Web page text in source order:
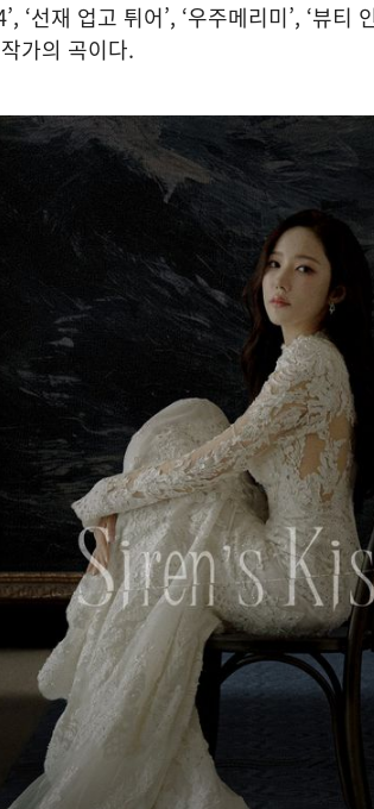
‘선재 업고 튀어’, ‘우주메리미’, ‘뷰
가의 곡이다.